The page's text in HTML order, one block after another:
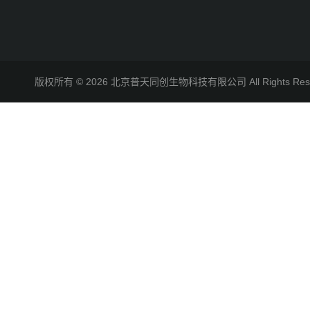
版权所有 © 2026 北京普天同创生物科技有限公司 All Rights